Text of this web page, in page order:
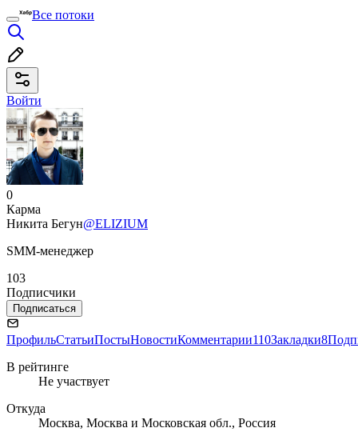
Все потоки
Войти
0
Карма
Никита Бегун@ELIZIUM
SMM-менеджер
103
Подписчики
Подписаться
ПрофильСтатьиПостыНовостиКомментарии110Закладки8
В рейтинге
Не участвует
Откуда
Москва, Москва и Московская обл., Россия